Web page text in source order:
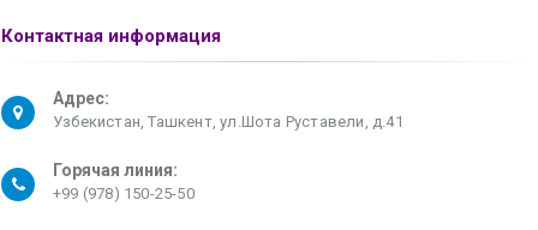
Контактная информация
Адрес:
Узбекистан, Ташкент, ул.Шота Руставели, д.41
Горячая линия:
+99 (978) 150-25-50